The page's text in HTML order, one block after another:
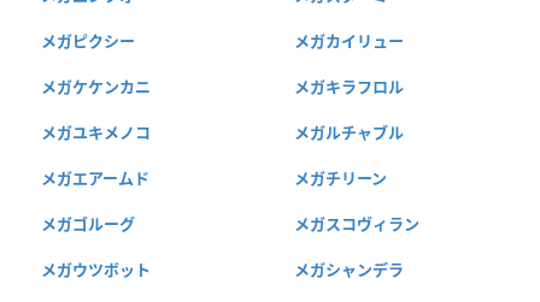
メガピクシー メガカイリュー
メガケケンカニ メガキラフロル
メガユキメノコ メガルチャブル
メガエアームド メガチリーン
メガゴルーグ メガスコヴィラン
メガウツボット メガシャンデラ